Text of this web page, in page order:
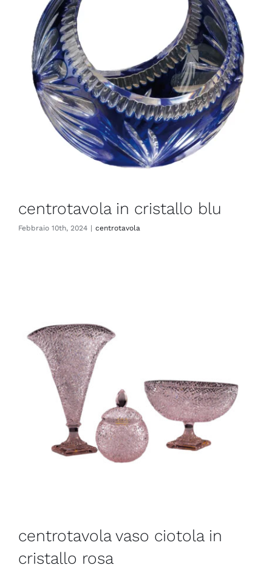
centrotavola in cristallo blu
Febbraio 10th, 2024 | centrotavola
centrotavola vaso ciotola in
cristallo rosa